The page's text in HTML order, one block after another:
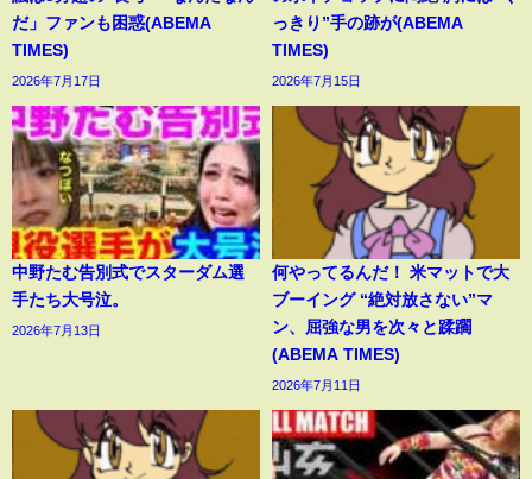
だ」ファンも困惑(ABEMA
TIMES)
2026年7月17日
っきり”手の跡が(ABEMA
TIMES)
2026年7月15日
中野たむ告別式でスターダム選
手たち大号泣。
2026年7月13日
何やってるんだ！ 米マットで大
ブーイング “絶対放さない”マ
ン、屈強な男を次々と蹂躙
(ABEMA TIMES)
2026年7月11日